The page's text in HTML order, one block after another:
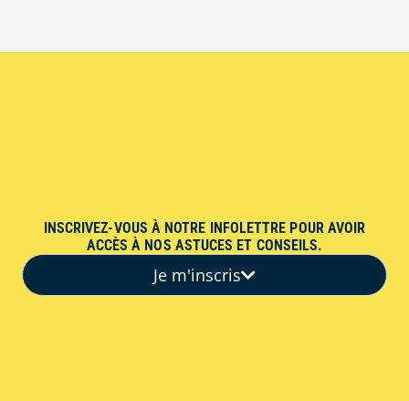
INSCRIVEZ-VOUS À NOTRE INFOLETTRE POUR AVOIR
ACCÈS À NOS ASTUCES ET CONSEILS.
Je m'inscris